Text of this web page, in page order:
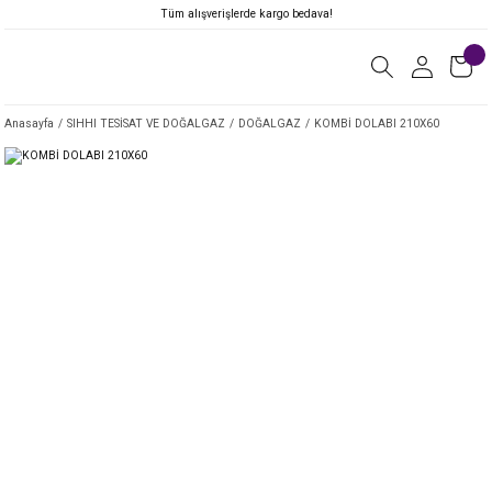
Tüm alışverişlerde kargo bedava!
Anasayfa SIHHI TESİSAT VE DOĞALGAZ DOĞALGAZ KOMBİ DOLABI 210X60